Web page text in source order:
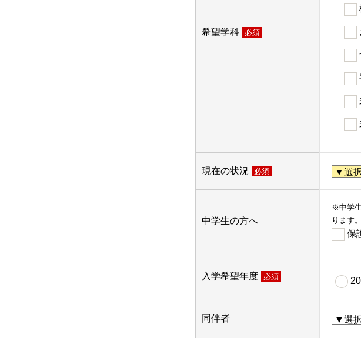
希望学科 必須
現在の状況 必須
中学生の方へ
※中学
ります。
保
入学希望年度 必須
同伴者